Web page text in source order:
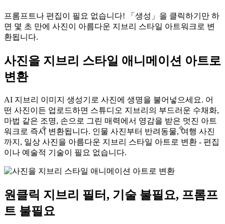
✧ ✧
프롬프트나 편집이 필요 없습니다! 「생성」을 클릭하기만 하
면 몇 초 만에 사진이 아름다운 지브리 스타일 아트워크로 변
환됩니다.
사진을 지브리 스타일 애니메이션 아트로
변환
AI 지브리 이미지 생성기로 사진에 생명을 불어넣으세요. 어
떤 사진이든 업로드하면 스튜디오 지브리의 부드러운 수채화,
마법 같은 조명, 손으로 그린 매력에서 영감을 받은 멋진 아트
워크로 즉시 변환됩니다. 인물 사진부터 반려동물, 여행 사진
까지, 일상 사진을 아름다운 지브리 스타일 아트로 변환 - 편집
이나 예술적 기술이 필요 없습니다.
원클릭 지브리 필터, 기술 불필요, 프롬프
트 불필요